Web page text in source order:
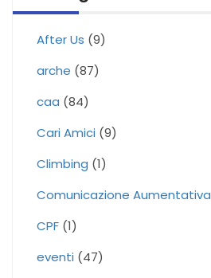
After Us (9)
arche (87)
caa (84)
Cari Amici (9)
Climbing (1)
Comunicazione Aumentativa
CPF (1)
eventi (47)